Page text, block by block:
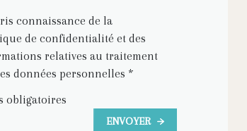
connaissance de la
de confidentialité et des
relatives au traitement
données personnelles *
obligatoires
ENVOYER